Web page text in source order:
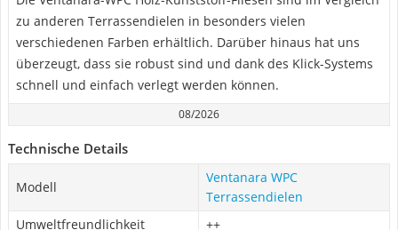
zu anderen Terrassendielen in besonders vielen
verschiedenen Farben erhältlich. Darüber hinaus hat uns
überzeugt, dass sie robust sind und dank des Klick-Systems
schnell und einfach verlegt werden können.
08/2026
Technische Details
Modell
Ventanara WPC
Terrassendielen
Umweltfreundlichkeit
++